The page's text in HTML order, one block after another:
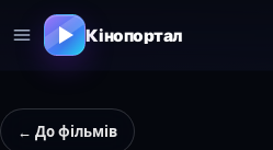
Кінопортал
← До фільмів